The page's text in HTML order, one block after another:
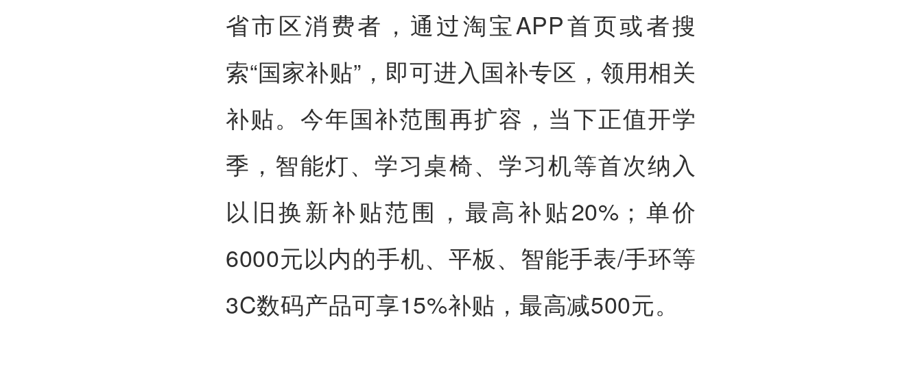
省市区消费者，通过淘宝APP首页或者搜
索“国家补贴”，即可进入国补专区，领用相关
补贴。今年国补范围再扩容，当下正值开学
季，智能灯、学习桌椅、学习机等首次纳入
以旧换新补贴范围，最高补贴20%；单价
6000元以内的手机、平板、智能手表/手环等
3C数码产品可享15%补贴，最高减500元。